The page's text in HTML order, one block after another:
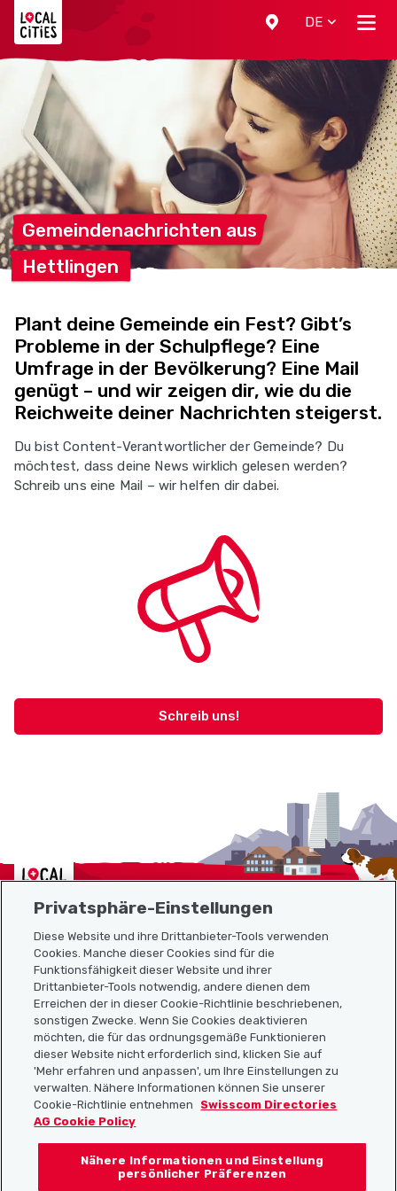
DE
Gemeindenachrichten aus
Hettlingen
Plant deine Gemeinde ein Fest? Gibt’s
Probleme in der Schulpflege? Eine
Umfrage in der Bevölkerung? Eine Mail
genügt – und wir zeigen dir, wie du die
Reichweite deiner Nachrichten steigerst.
Du bist Content-Verantwortlicher der Gemeinde? Du
möchtest, dass deine News wirklich gelesen werden?
Schreib uns eine Mail – wir helfen dir dabei.
Schreib uns!
Localcities
Sitemap
Nützliche Links
Localcities App herunterladen
Folgt uns auf:
Privatsphäre-Einstellungen
Diese Website und ihre Drittanbieter-Tools verwenden
Cookies. Manche dieser Cookies sind für die
Funktionsfähigkeit dieser Website und ihrer
Drittanbieter-Tools notwendig, andere dienen dem
Erreichen der in dieser Cookie-Richtlinie beschriebenen,
sonstigen Zwecke. Wenn Sie Cookies deaktivieren
möchten, die für das ordnungsgemäße Funktionieren
dieser Website nicht erforderlich sind, klicken Sie auf
'Mehr erfahren und anpassen', um Ihre Einstellungen zu
verwalten. Nähere Informationen können Sie unserer
Cookie-Richtlinie entnehmen
Swisscom Directories
AG Cookie Policy
Nähere Informationen und Einstellung
persönlicher Präferenzen